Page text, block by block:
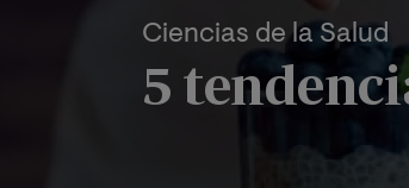
Ciencias de la Salud
5